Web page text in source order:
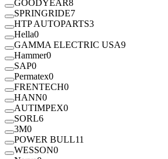
GOODYEAR8
SPRINGRIDE7
HTP AUTOPARTS3
Hella0
GAMMA ELECTRIC USA9
Hammer0
SAP0
Permatex0
FRENTECH0
HANN0
AUTIMPEX0
SORL6
3M0
POWER BULL11
WESSON0